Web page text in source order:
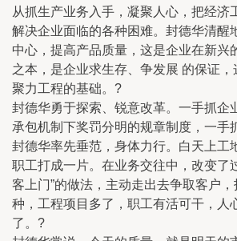
从抓生产业务入手，凝聚人心，把经济
解决企业面临的各种困难。封德华清醒
中心，提高产品质量，这是企业在新兴
之本，是企业求生存、争发展 的保证
聚力工程的基础。?
封德华勇于探索、锐意改革。一手抓企
承包机制下奖罚分明的规章制度，一手
封德华率先垂范，身体力行。白天上工
职工打成一片。在业务交往中，改变了
客上门”的做法，主动走出去争取客户
种，工程项目多了，职工有活可干，人
了。?